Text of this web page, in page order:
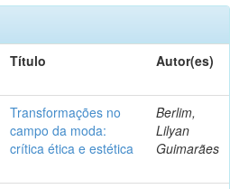
Título Autor(es)
Transformações no
campo da moda:
crítica ética e estética
Berlim,
Lilyan
Guimarães